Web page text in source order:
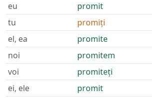
eu
promit
tu
promiți
el, ea
promite
noi
promitem
voi
promiteți
ei, ele
promit